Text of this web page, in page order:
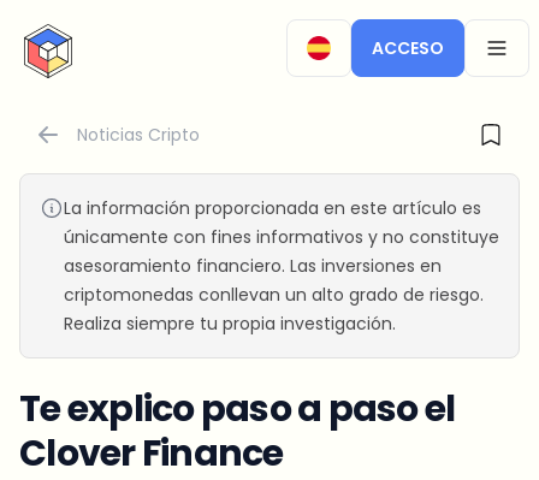
CryptoTicker
ACCESO
Noticias Cripto
La información proporcionada en este artículo es
únicamente con fines informativos y no constituye
asesoramiento financiero. Las inversiones en
criptomonedas conllevan un alto grado de riesgo.
Realiza siempre tu propia investigación.
Te explico paso a paso el
Clover Finance